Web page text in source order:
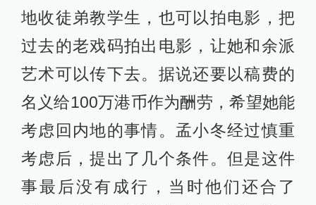
地收徒弟教学生，也可以拍电影，把
过去的老戏码拍出电影，让她和余派
艺术可以传下去。据说还要以稿费的
名义给100万港币作为酬劳，希望她能
考虑回内地的事情。孟小冬经过慎重
考虑后，提出了几个条件。但是这件
事最后没有成行，当时他们还合了